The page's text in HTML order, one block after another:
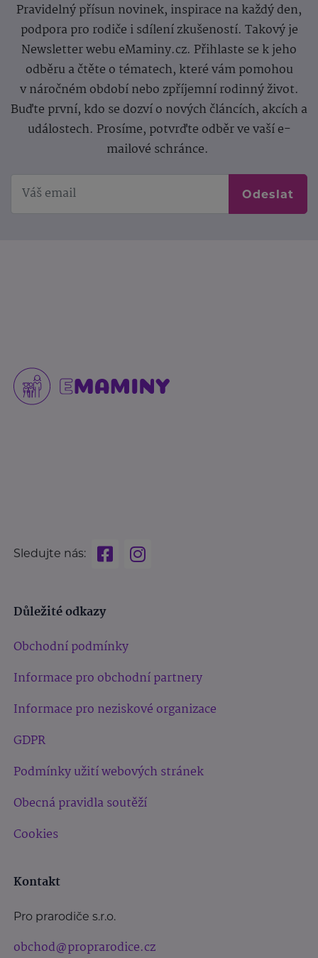
Pravidelný přísun novinek, inspirace na každý den,
podpora pro rodiče i sdílení zkušeností. Takový je
Newsletter webu eMaminy.cz. Přihlaste se k jeho
odběru a čtěte o tématech, které vám pomohou
v náročném období nebo zpříjemní rodinný život.
Buďte první, kdo se dozví o nových článcích, akcích a
událostech. Prosíme, potvrďte odběr ve vaší e-
mailové schránce.
Odeslat
Sledujte nás:
Důležité odkazy
Obchodní podmínky
Informace pro obchodní partnery
Informace pro neziskové organizace
GDPR
Podmínky užití webových stránek
Obecná pravidla soutěží
Cookies
Kontakt
Pro prarodiče s.r.o.
obchod@proprarodice.cz